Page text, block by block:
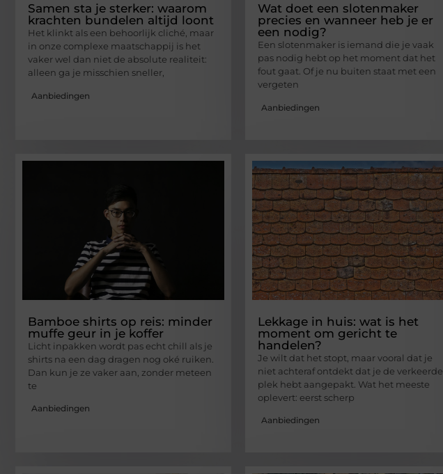
Samen sta je sterker: waarom
krachten bundelen altijd loont
Het klinkt als een behoorlijk cliché, maar
in onze complexe maatschappij is het
vaker wel dan niet de absolute realiteit:
alleen ga je misschien sneller,
Aanbiedingen
Wat doet een slotenmaker
precies en wanneer heb je er
een nodig?
Een slotenmaker is iemand die je vaak
pas nodig hebt op het moment dat het
fout gaat. Of je nu buiten staat met een
vergeten
Aanbiedingen
Bamboe shirts op reis: minder
muffe geur in je koffer
Licht inpakken wordt pas echt chill als je
shirts na een dag dragen nog oké ruiken.
Dan kun je ze vaker aan, zonder meteen
te
Aanbiedingen
Lekkage in huis: wat is het
moment om gericht te
handelen?
Je wilt dat het stopt, maar vooral dat je
niet achteraf ontdekt dat je de verkeerde
plek hebt aangepakt. Wat het meeste
oplevert: eerst scherp
Aanbiedingen